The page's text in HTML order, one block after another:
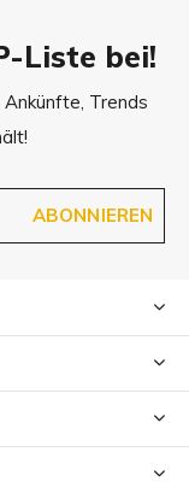
, und
etc.
erhältlich.
Liste bei!
Trends
ABONNIEREN